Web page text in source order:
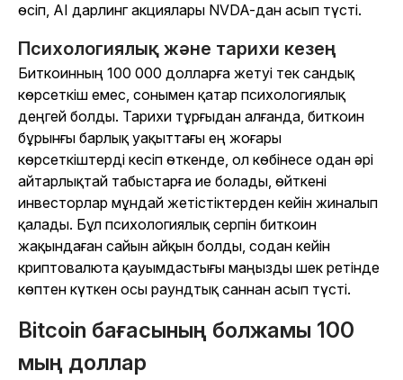
өсіп, AI дарлинг акциялары NVDA-дан асып түсті.
Психологиялық және тарихи кезең
Биткоинның 100 000 долларға жетуі тек сандық
көрсеткіш емес, сонымен қатар психологиялық
деңгей болды. Тарихи тұрғыдан алғанда, биткоин
бұрынғы барлық уақыттағы ең жоғары
көрсеткіштерді кесіп өткенде, ол көбінесе одан әрі
айтарлықтай табыстарға ие болады, өйткені
инвесторлар мұндай жетістіктерден кейін жиналып
қалады. Бұл психологиялық серпін биткоин
жақындаған сайын айқын болды, содан кейін
криптовалюта қауымдастығы маңызды шек ретінде
көптен күткен осы раундтық саннан асып түсті.
Bitcoin бағасының болжамы 100
мың доллар